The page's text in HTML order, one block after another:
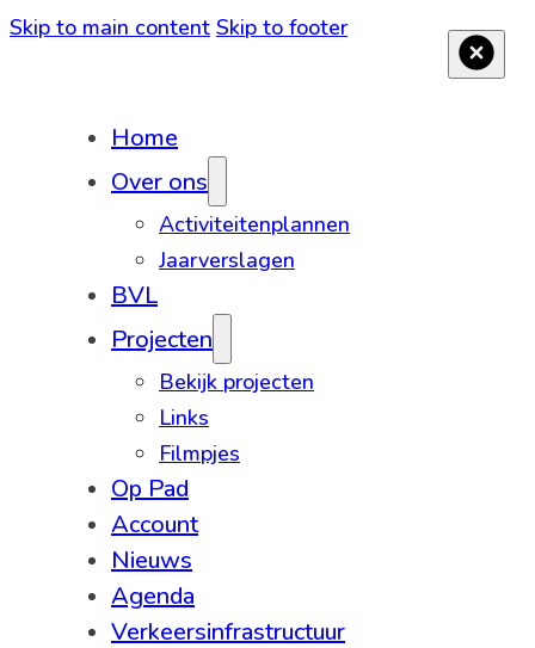
Skip to main content Skip to footer
Home
Over ons
Activiteitenplannen
Jaarverslagen
BVL
Projecten
Bekijk projecten
Links
Filmpjes
Op Pad
Account
Nieuws
Agenda
Verkeersinfrastructuur